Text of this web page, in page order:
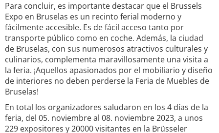
Para concluir, es importante destacar que el Brussels
Expo en Bruselas es un recinto ferial moderno y
fácilmente accesible. Es de fácil acceso tanto por
transporte público como en coche. Además, la ciudad
de Bruselas, con sus numerosos atractivos culturales y
culinarios, complementa maravillosamente una visita a
la feria. ¡Aquellos apasionados por el mobiliario y diseño
de interiores no deben perderse la Feria de Muebles de
Bruselas!
En total los organizadores saludaron en los 4 días de la
feria, del 05. noviembre al 08. noviembre 2023, a unos
229 expositores y 20000 visitantes en la Brüsseler